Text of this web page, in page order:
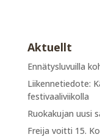
Aktuellt
Ennätysluvuilla
Liikennetiedote:
festivaaliviikolla
Ruokakujan uusi
Freija voitti 15.